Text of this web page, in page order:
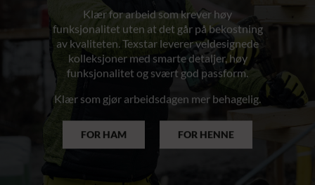
Klær for arbeid som krever høy
funksjonalitet uten at det går på bekostning
av kvaliteten. Texstar leverer veldesignede
kolleksjoner med smarte detaljer, høy
funksjonalitet og svært god passform.
Klær som gjør arbeidsdagen mer behagelig.
FOR HAM FOR HENNE